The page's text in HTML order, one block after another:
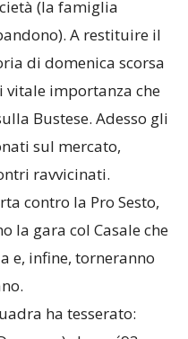
facili tra
(la famiglia
A restituire il
di domenica scorsa
vitale importanza che
Bustese. Adesso gli
sul mercato,
ravvicinati.
contro la Pro Sesto,
gara col Casale che
e, infine, torneranno